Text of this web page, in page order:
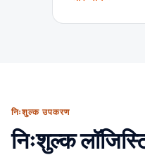
निःशुल्क उपकरण
निःशुल्क